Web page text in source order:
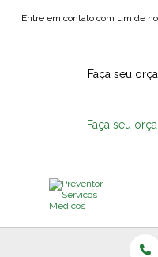
Entre em contato com um de
Faça seu
Faça seu